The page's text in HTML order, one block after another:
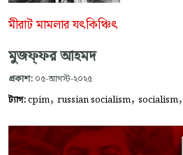
মীরাট মামলার যৎকিঞ্চিৎ
মুজফ্‌ফর আহমদ
প্রকাশ: ০৫-আগস্ট-২০২৫
ট্যাগ:cpim, russian socialism, socialism,